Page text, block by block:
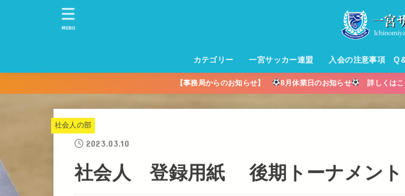
カテゴリー
一宮サッカースクール【小学生】
トレーニングセンター【小学生】
一宮FA
一宮FC
一宮ＦＣレディース
一宮サッカースクール【中学生】
中学生練習
一宮ＦＣＪＹ【中学生男子】
一宮ＦＣＪYレディース【中学生
女子】
幼児トレセン【年長・年中・年
少】
パパさんママさん
親子の部
社会人の部
コルボス 【シニア】
フットサル
コルボスリーグ
グレイセス
一宮サッカー連盟 入会の注意事項 Q
MENU
【事務局からのお知らせ】 8月休業日のお知らせ 詳しくは
社会人の部
2023.03.10
社会人 登録用紙 後期トーナメント